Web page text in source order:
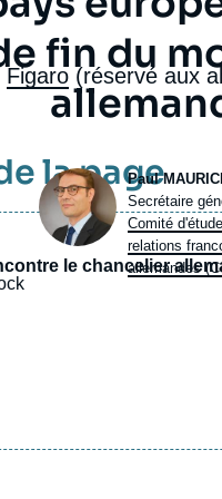
fin du
Photo
Paul
Intitulé
du
poste
Secrétaire
Comité
relations
allemandes
Figaro (réservé aux
la page
le chancelier